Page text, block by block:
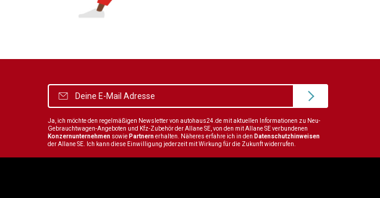
Ja, ich möchte den regelmäßigen Newsletter von autohaus24.de mit aktuellen Informationen zu Neu-
Gebrauchtwagen-Angeboten und Kfz-Zubehör der Allane SE, von den mit Allane SE verbundenen
Konzernunternehmen sowie Partnernerhalten. Näheres erfahre ich in den Datenschutzhinweisen
der Allane SE. Ich kann diese Einwilligung jederzeit mit Wirkung für die Zukunft widerrufen.